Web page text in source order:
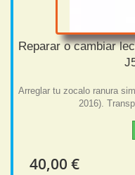
Reparar o cambiar
Arreglar tu zocalo ranura
2016).
40,00 €